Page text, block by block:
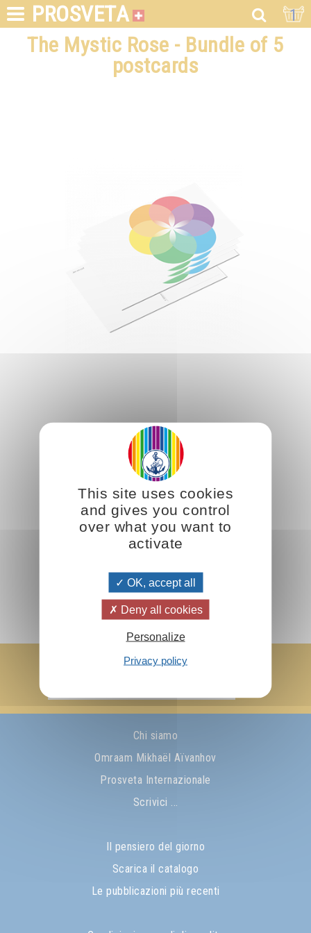
PROSVETA 1
The Mystic Rose - Bundle of 5
postcards
Libro
RC9601AN
Aggiungere
Mi iscrivo alla newsletter
Chi siamo
Omraam Mikhaël Aïvanhov
Prosveta Internazionale
Scrivici ...
Il pensiero del giorno
Scarica il catalogo
Le pubblicazioni più recenti
This site uses cookies
and gives you control
over what you want to
activate
OK, accept all
Deny all cookies
Personalize
Privacy policy